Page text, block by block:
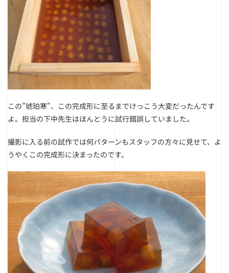
この"琥珀寒"、この完成形に至るまでけっこう大変だったんです
よ。担当の下中先生はほんとうに試行錯誤していました。
撮影に入る前の試作では何パターンもスタッフの方々に見せて、よ
うやくこの完成形に決まったのです。